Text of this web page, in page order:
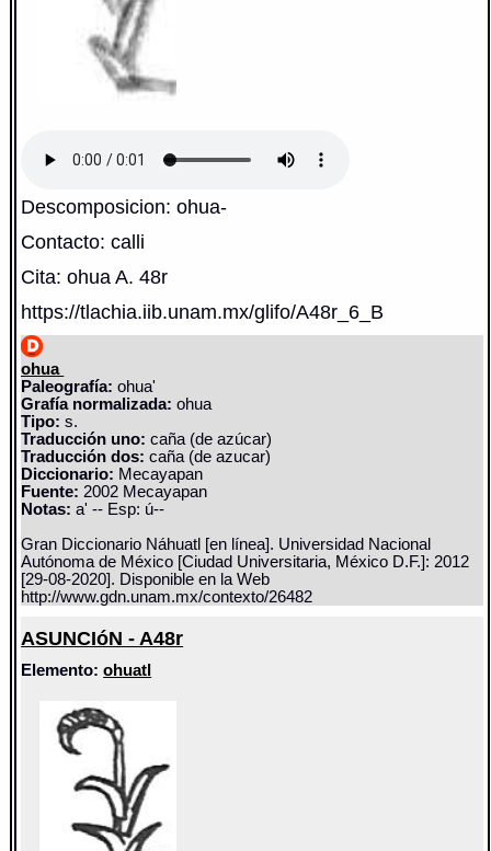
Descomposicion: ohua-
Contacto: calli
Cita: ohua A. 48r
https://tlachia.iib.unam.mx/glifo/A48r_6_B
ohua
Paleografía: ohua'
Grafía normalizada: ohua
Tipo: s.
Traducción uno: caña (de azúcar)
Traducción dos: caña (de azucar)
Diccionario: Mecayapan
Fuente: 2002 Mecayapan
Notas: a' -- Esp: ú--
Gran Diccionario Náhuatl [en línea]. Universidad Nacional
Autónoma de México [Ciudad Universitaria, México D.F.]: 2012
[29-08-2020]. Disponible en la Web
http://www.gdn.unam.mx/contexto/26482
ASUNCIóN - A48r
Elemento:ohuatl